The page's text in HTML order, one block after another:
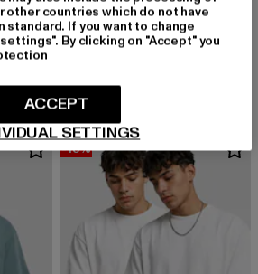
EUR 19,99 EUR
URBAN CLASSICS
-13%
other countries which do not have
standard. If you want to change
By clicking on "Accept" you
SETTINGS
ACCEPT